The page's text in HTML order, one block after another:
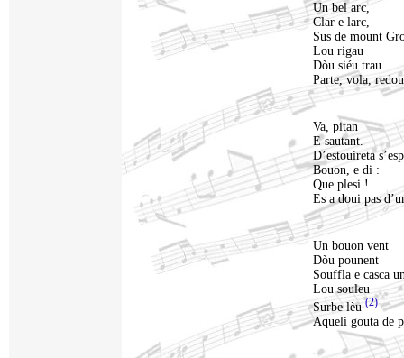
Un bel arc,
Clar e larc,
Sus de mount
Lou rigau
Dòu siéu trau
Parte, vola,
Va, pitan
E sautant.
D’estouireta
Bouon, e di :
Que plesi !
Es a doui pas
Un bouon vent
Dòu pounent
Souffla e casca
Lou souleu
Surbe lèu (2)
Aqueli gouta de